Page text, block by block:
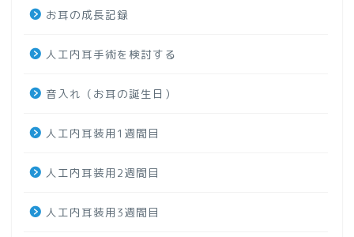
お耳の成長記録
人工内耳手術を検討する
音入れ（お耳の誕生日）
人工内耳装用1週間目
人工内耳装用2週間目
人工内耳装用3週間目